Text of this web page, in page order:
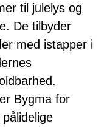
til julelys og
De tilbyder
med istapper i
Bygma for